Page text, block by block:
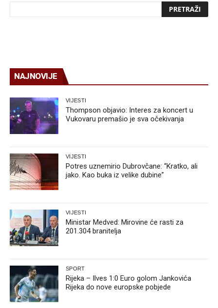
NAJNOVIJE
VIJESTI
Thompson objavio: Interes za koncert u
Vukovaru premašio je sva očekivanja
VIJESTI
Potres uznemirio Dubrovčane: “Kratko, ali
jako. Kao buka iz velike dubine”
VIJESTI
Ministar Medved: Mirovine će rasti za
201.304 branitelja
SPORT
Rijeka – Ilves 1:0 Euro golom Jankovića
Rijeka do nove europske pobjede